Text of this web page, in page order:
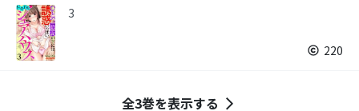
3
220
全3巻を表示する